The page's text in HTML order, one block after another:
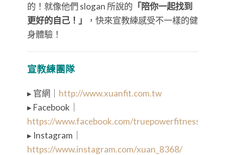
的！就像他們 slogan 所說的 「陪你一起找到
更好的自己！」
，快來宣教練感受不一樣的健
身體驗！
宣教練團隊
▸ 官網｜ http://www.xuanfit.com.tw
▸ Facebook｜
https://www.facebook.com/truepowerfitness/
▸ Instagram｜
https://www.instagram.com/xuan_8368/